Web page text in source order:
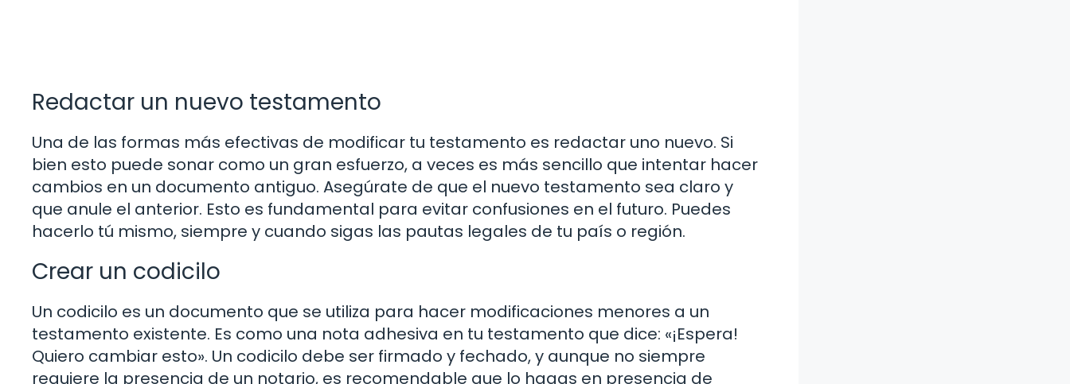
Redactar un nuevo testamento
Una de las formas más efectivas de modificar tu testamento es redactar uno nuevo. Si
bien esto puede sonar como un gran esfuerzo, a veces es más sencillo que intentar hacer
cambios en un documento antiguo. Asegúrate de que el nuevo testamento sea claro y
que anule el anterior. Esto es fundamental para evitar confusiones en el futuro. Puedes
hacerlo tú mismo, siempre y cuando sigas las pautas legales de tu país o región.
Crear un codicilo
Un codicilo es un documento que se utiliza para hacer modificaciones menores a un
testamento existente. Es como una nota adhesiva en tu testamento que dice: «¡Espera!
Quiero cambiar esto». Un codicilo debe ser firmado y fechado, y aunque no siempre
requiere la presencia de un notario, es recomendable que lo hagas en presencia de